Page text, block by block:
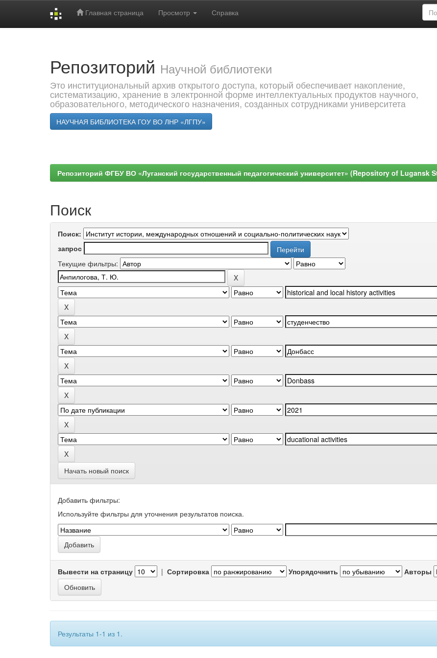
Главная страница Просмотр Справка
Репозиторий Научной библиотеки
Это институциональный архив открытого доступа, который обеспечивает накопление,
систематизацию, хранение в электронной форме интеллектуальных продуктов научного,
образовательного, методического назначения, созданных сотрудниками университета
НАУЧНАЯ БИБЛИОТЕКА ГОУ ВО ЛНР «ЛГПУ»
Репозиторий ФГБУ ВО «Луганский государственный педагогический университет» (Repository of Lugansk
Поиск
Поиск:
запрос
Текущие фильтры:
Начать новый поиск
Добавить фильтры:
Используйте фильтры для уточнения результатов поиска.
Вывести на страницу | Сортировка Упорядочнить Авторы
Результаты 1-1 из 1.